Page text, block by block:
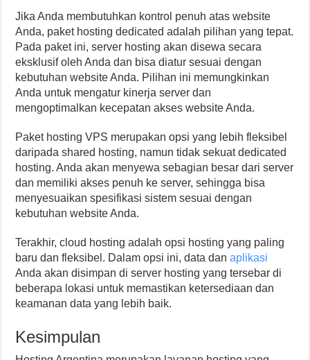
Jika Anda membutuhkan kontrol penuh atas website
Anda, paket hosting dedicated adalah pilihan yang tepat.
Pada paket ini, server hosting akan disewa secara
eksklusif oleh Anda dan bisa diatur sesuai dengan
kebutuhan website Anda. Pilihan ini memungkinkan
Anda untuk mengatur kinerja server dan
mengoptimalkan kecepatan akses website Anda.
Paket hosting VPS merupakan opsi yang lebih fleksibel
daripada shared hosting, namun tidak sekuat dedicated
hosting. Anda akan menyewa sebagian besar dari server
dan memiliki akses penuh ke server, sehingga bisa
menyesuaikan spesifikasi sistem sesuai dengan
kebutuhan website Anda.
Terakhir, cloud hosting adalah opsi hosting yang paling
baru dan fleksibel. Dalam opsi ini, data danaplikasi
Anda akan disimpan di server hosting yang tersebar di
beberapa lokasi untuk memastikan ketersediaan dan
keamanan data yang lebih baik.
Kesimpulan